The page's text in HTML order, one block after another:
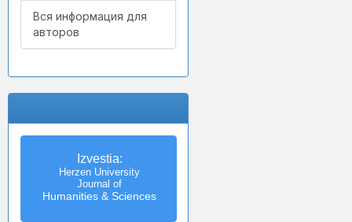
Вся информация для
авторов
Izvestia:
Herzen University
Journal of
Humanities & Sciences